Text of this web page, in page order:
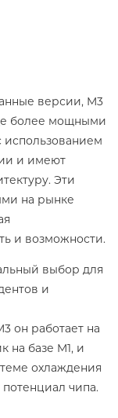
версии, M3
более мощными
и имеют
Эти
на рынке
и возможности.
выбор для
и
он работает на
на базе M1, и
охлаждения
чипа.